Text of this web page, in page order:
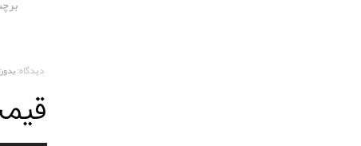
دیدگاه: